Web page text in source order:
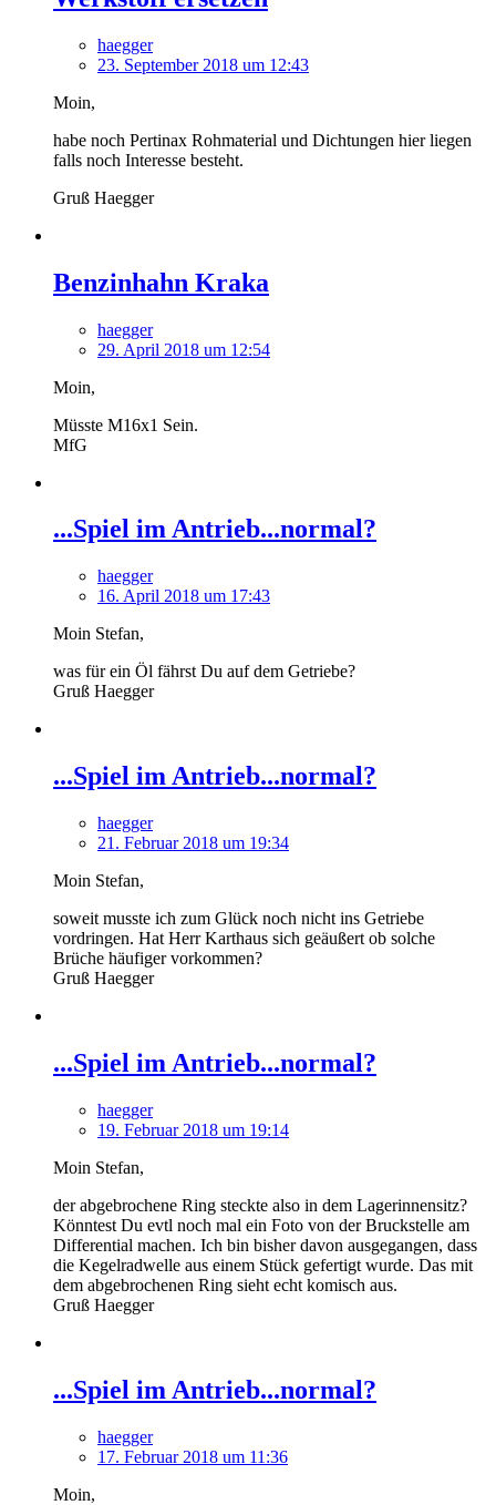
haegger
23. September 2018 um 12:43
Moin,
habe noch Pertinax Rohmaterial und Dichtungen hier liegen
falls noch Interesse besteht.
Gruß Haegger
Benzinhahn Kraka
haegger
29. April 2018 um 12:54
Moin,
Müsste M16x1 Sein.
MfG
...Spiel im Antrieb...normal?
haegger
16. April 2018 um 17:43
Moin Stefan,
was für ein Öl fährst Du auf dem Getriebe?
Gruß Haegger
...Spiel im Antrieb...normal?
haegger
21. Februar 2018 um 19:34
Moin Stefan,
soweit musste ich zum Glück noch nicht ins Getriebe
vordringen. Hat Herr Karthaus sich geäußert ob solche
Brüche häufiger vorkommen?
Gruß Haegger
...Spiel im Antrieb...normal?
haegger
19. Februar 2018 um 19:14
Moin Stefan,
der abgebrochene Ring steckte also in dem Lagerinnensitz?
Könntest Du evtl noch mal ein Foto von der Bruckstelle am
Differential machen. Ich bin bisher davon ausgegangen, dass
die Kegelradwelle aus einem Stück gefertigt wurde. Das mit
dem abgebrochenen Ring sieht echt komisch aus.
Gruß Haegger
...Spiel im Antrieb...normal?
haegger
17. Februar 2018 um 11:36
Moin,